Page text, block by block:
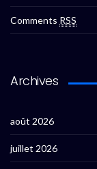
Comments RSS
Archives
août 2026
juillet 2026